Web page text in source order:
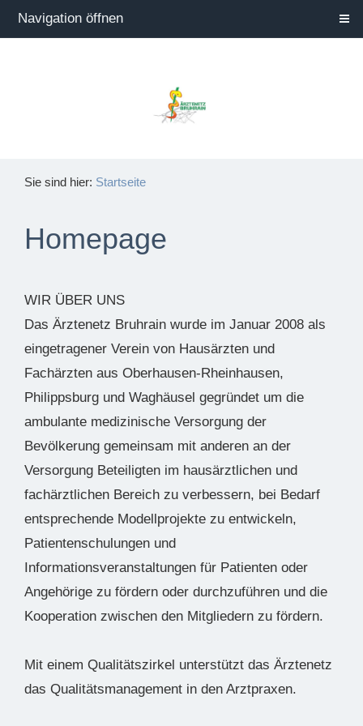
Navigation öffnen
Sie sind hier: Startseite
Homepage
WIR ÜBER UNS
Das Ärztenetz Bruhrain wurde im Januar 2008 als
eingetragener Verein von Hausärzten und
Fachärzten aus Oberhausen-Rheinhausen,
Philippsburg und Waghäusel gegründet um die
ambulante medizinische Versorgung der
Bevölkerung gemeinsam mit anderen an der
Versorgung Beteiligten im hausärztlichen und
fachärztlichen Bereich zu verbessern, bei Bedarf
entsprechende Modellprojekte zu entwickeln,
Patientenschulungen und
Informationsveranstaltungen für Patienten oder
Angehörige zu fördern oder durchzuführen und die
Kooperation zwischen den Mitgliedern zu fördern.
Mit einem Qualitätszirkel unterstützt das Ärztenetz
das Qualitätsmanagement in den Arztpraxen.